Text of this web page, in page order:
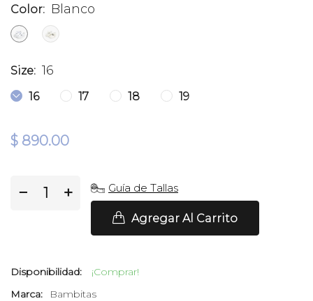
Color: Blanco
Size: 16
16 17 18 19
$ 890.00
− + Guía de Tallas
Agregar Al Carrito
Disponibilidad:
¡Comprar!
Marca:
Bambitas